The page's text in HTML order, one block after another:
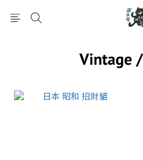
Vintage